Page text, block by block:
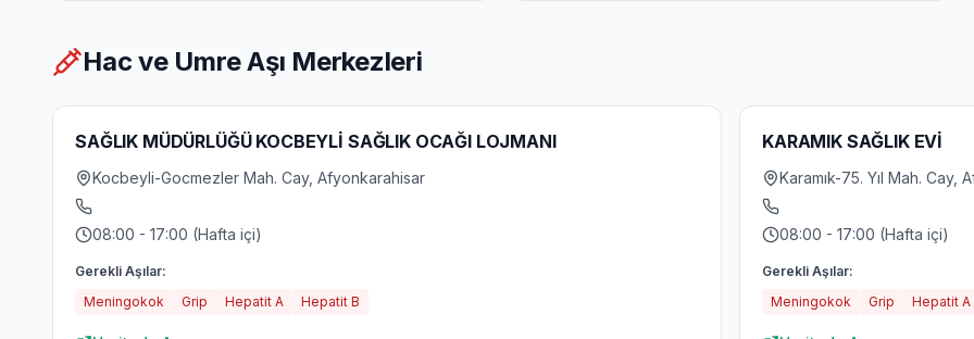
Hac ve Umre Aşı Merkezleri
SAĞLIK MÜDÜRLÜĞÜ KOCBEYLİ SAĞLIK OCAĞI LOJMANI
Kocbeyli-Gocmezler Mah. Cay, Afyonkarahisar
08:00 - 17:00 (Hafta içi)
Gerekli Aşılar:
Meningokok
Grip Hepatit A Hepatit B
KARAMIK SAĞLIK EVİ
Karamık-75. Yıl Mah. Cay,
08:00 - 17:00 (Hafta içi)
Gerekli Aşılar:
Meningokok
Grip Hepatit A